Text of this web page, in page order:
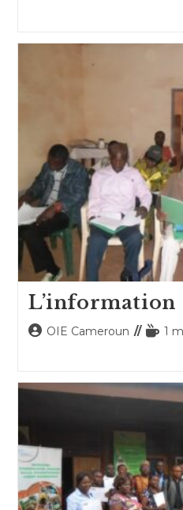
L’information
Auteur/autrice
publication :
OIE Cameroun
Temps
1